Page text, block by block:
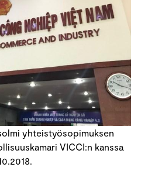
yhteistyösopimuksen
VICCI:n kanssa